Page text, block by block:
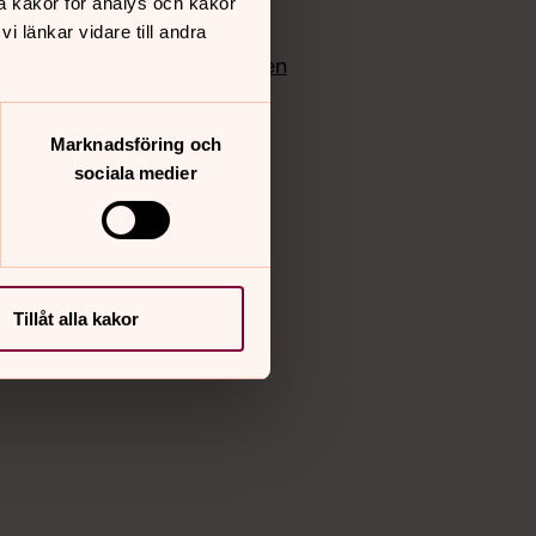
länkar vidare till andra
Marknadsföring och
sociala medier
Tillåt alla kakor
Instagram
Vimeo
Bloggportalen